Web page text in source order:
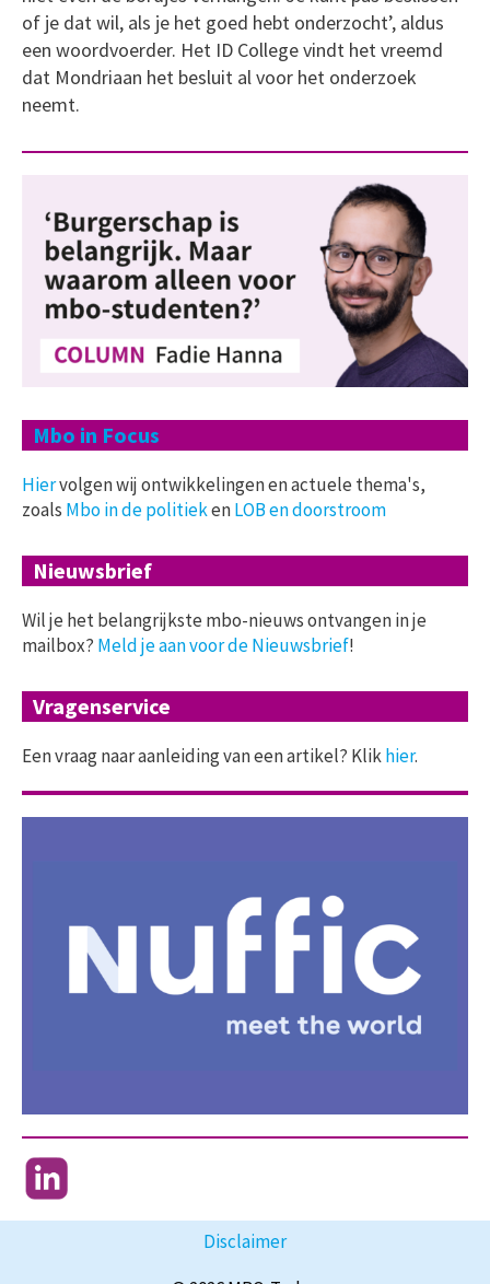
of je dat wil, als je het goed hebt onderzocht’, aldus
een woordvoerder. Het ID College vindt het vreemd
dat Mondriaan het besluit al voor het onderzoek
neemt.
Mbo in Focus
Hiervolgen wij ontwikkelingen en actuele thema's,
zoals Mbo in de politiekenLOB en doorstroom
Nieuwsbrief
Wil je het belangrijkste mbo-nieuws ontvangen in je
mailbox? Meld je aan voor de Nieuwsbrief!
Vragenservice
Een vraag naar aanleiding van een artikel? Klikhier.
Disclaimer